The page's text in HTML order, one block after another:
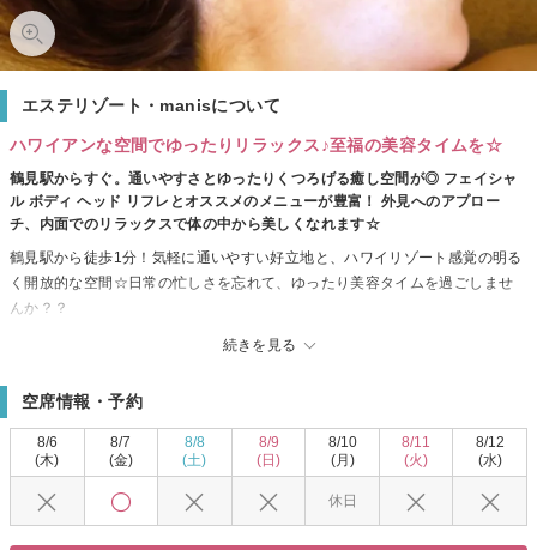
エステリゾート・manisについて
ハワイアンな空間でゆったりリラックス♪至福の美容タイムを☆
鶴見駅からすぐ。通いやすさとゆったりくつろげる癒し空間が◎ フェイシャ
ル ボディ ヘッド リフレとオススメのメニューが豊富！ 外見へのアプロー
チ、内面でのリラックスで体の中から美しくなれます☆
続きを見る
鶴見駅から徒歩1分！気軽に通いやすい好立地と、ハワイリゾート感覚の明る
く開放的な空間☆日常の忙しさを忘れて、ゆったり美容タイムを過ごしませ
んか？？
「1名様用個室」に分かれているので、お一人でのご利用はもちろん、カップ
ル・夫婦・お友達と一緒に施術を受けるのもOK☆サロンが初めてでも、お二
人でのご利用なら緊張せずにエステタイムを楽しめます♪
温かいキャンドル型オイルを使用☆ゆっくり至福のリラクゼーションを堪能
空席情報・予約
8/6
(木)
8/7
(金)
8/8
(土)
8/9
(日)
8/10
(月)
休日
8/11
(火)
8/12
(水)